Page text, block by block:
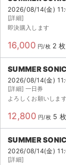
2026/08/14(金)
[詳細]
即決購入します
16,000 円/枚 2 枚
SUMMER
2026/08/14(金)
[詳細] 一日券
よろしくお願いしま
12,800 円/枚 5 枚
SUMMER
2026/08/14(金)
[詳細]